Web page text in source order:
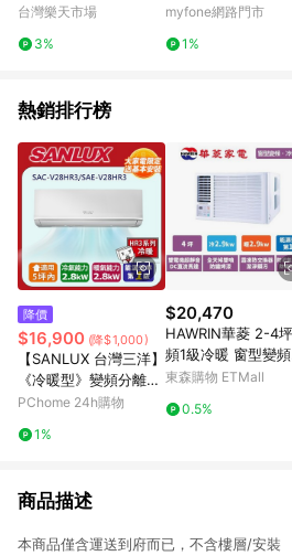
坪K標準系列2.8kW變
用冷氣(CU-K28FHA2/
台灣樂天市場
3%
冷氣8坪CS-
準安裝)
myfone網路門市
1%
熱銷排行榜
降價
$16,900 (降$1,000)
【SANLUX 台灣三洋】
《冷暖型》變頻分離式
空調 SAE-V28HR3/SA
PChome 24h購物
1%
$20,470
HAWRIN華菱 2-4
頻1級冷暖 窗型變頻
列 RNL-29IHU-左吹
東森購物 ETMall
0.5%
商品描述
本商品僅含運送到府而已，不含樓層/安裝